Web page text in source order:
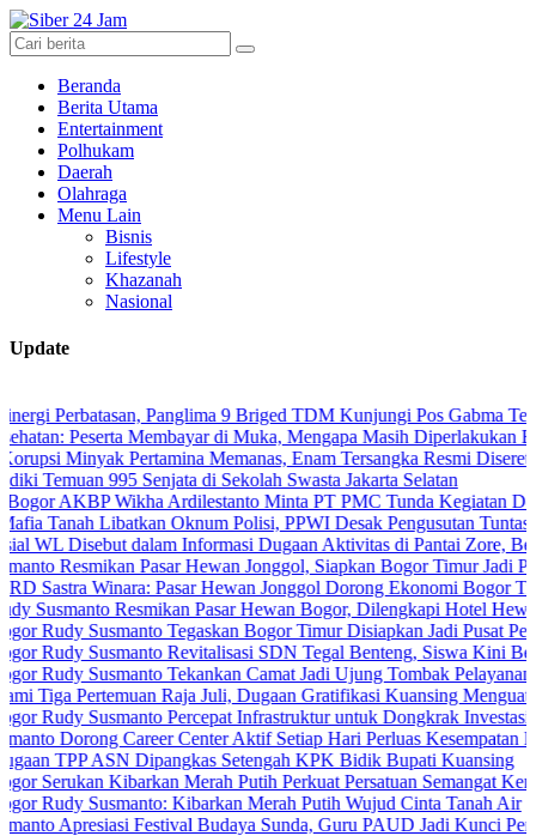
Beranda
Berita Utama
Entertainment
Polhukam
Daerah
Olahraga
Menu Lain
Bisnis
Lifestyle
Khazanah
Nasional
Update
Panglima 9 Briged TDM Kunjungi Pos Gabma Temajuk
Peserta Membayar di Muka, Mengapa Masih Diperlakukan Berbeda?
Pertamina Memanas, Enam Tersangka Resmi Diseret ke
995 Senjata di Sekolah Swasta Jakarta Selatan
Wikha Ardilestanto Minta PT PMC Tunda Kegiatan Demi
Libatkan Oknum Polisi, PPWI Desak Pengusutan Tuntas Kasus
dalam Informasi Dugaan Aktivitas di Pantai Zore, Bea
Pasar Hewan Jonggol, Siapkan Bogor Timur Jadi Pusat
Winara: Pasar Hewan Jonggol Dorong Ekonomi Bogor Timur
Resmikan Pasar Hewan Bogor, Dilengkapi Hotel Hewan dan
Susmanto Tegaskan Bogor Timur Disiapkan Jadi Pusat
Susmanto Revitalisasi SDN Tegal Benteng, Siswa Kini Belajar
Susmanto Tekankan Camat Jadi Ujung Tombak Pelayanan
Pertemuan Raja Juli, Dugaan Gratifikasi Kuansing Menguat
Susmanto Percepat Infrastruktur untuk Dongkrak Investasi
Career Center Aktif Setiap Hari Perluas Kesempatan Kerja
ASN Dipangkas Setengah KPK Bidik Bupati Kuansing
Kibarkan Merah Putih Perkuat Persatuan Semangat
Susmanto: Kibarkan Merah Putih Wujud Cinta Tanah Air
Festival Budaya Sunda, Guru PAUD Jadi Kunci Pendidikan